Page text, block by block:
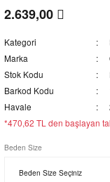
2.639,00
Kategori
Marka
Stok Kodu
Barkod Kodu
Havale
*470,62 TL den başlayan
Beden Size